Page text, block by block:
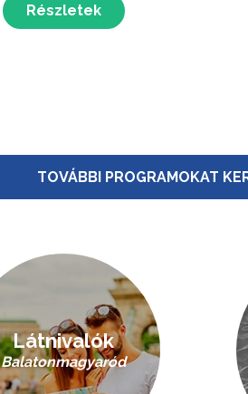
Részletek
TOVÁBBI PROGRAMOKAT
Látnivalók
Balatonmagyaród